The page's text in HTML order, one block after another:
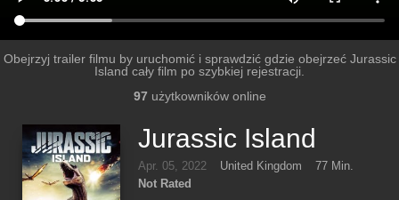
Obejrzyj trailer filmu by uruchomić i sprawdzić gdzie obejrzeć Jurassic
Island cały film po szybkiej rejestracji.
97 użytkowników online
Jurassic Island
Apr. 05, 2022 United Kingdom
77 Min.
Not Rated